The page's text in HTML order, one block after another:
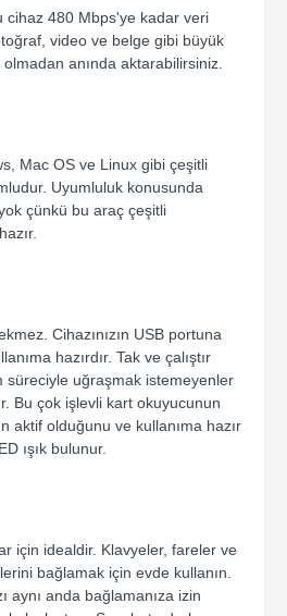
cihaz 480 Mbps'ye kadar veri
video ve belge gibi büyük
anında aktarabilirsiniz.
Mac OS ve Linux gibi çeşitli
Uyumluluk konusunda
çünkü bu araç çeşitli
Cihazınızın USB portuna
hazırdır. Tak ve çalıştır
süreciyle uğraşmak istemeyenler
Bu çok işlevli kart okuyucunun
aktif olduğunu ve kullanıma hazır
ışık bulunur.
için idealdir. Klavyeler, fareler ve
bağlamak için evde kullanın.
aynı anda bağlamanıza izin